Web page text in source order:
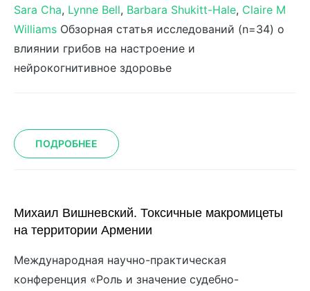
Sara Cha, Lynne Bell, Barbara Shukitt-Hale, Claire M
Williams Обзорная статья исследований (n=34) о
влиянии грибов на настроение и
нейрокогнитивное здоровье
ПОДРОБНЕЕ
Михаил Вишневский. Токсичные макромицеты
на территории Армении
Международная научно-практическая
конференция «Роль и значение судебно-